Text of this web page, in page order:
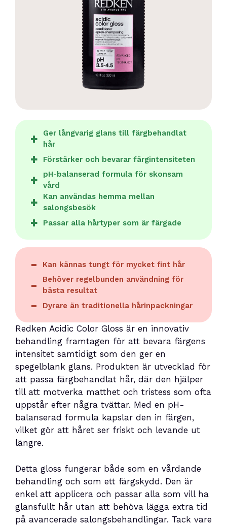
Ger långvarig glans till färgbehandlat
hår
Förstärker och bevarar färgintensiteten
pH-balanserad formula för skonsam
vård
Kan användas hemma mellan
salongsbesök
Passar alla hårtyper som är färgade
Kan kännas tungt för mycket fint hår
Behöver regelbunden användning för
bästa resultat
Dyrare än traditionella hårinpackningar
Redken Acidic Color Gloss är en innovativ
behandling framtagen för att bevara färgens
intensitet samtidigt som den ger en
spegelblank glans. Produkten är utvecklad för
att passa färgbehandlat hår, där den hjälper
till att motverka matthet och tristess som ofta
uppstår efter några tvättar. Med en pH-
balanserad formula kapslar den in färgen,
vilket gör att håret ser friskt och levande ut
längre.
Detta gloss fungerar både som en vårdande
behandling och som ett färgskydd. Den är
enkel att applicera och passar alla som vill ha
glansfullt hår utan att behöva lägga extra tid
på avancerade salongsbehandlingar. Tack vare